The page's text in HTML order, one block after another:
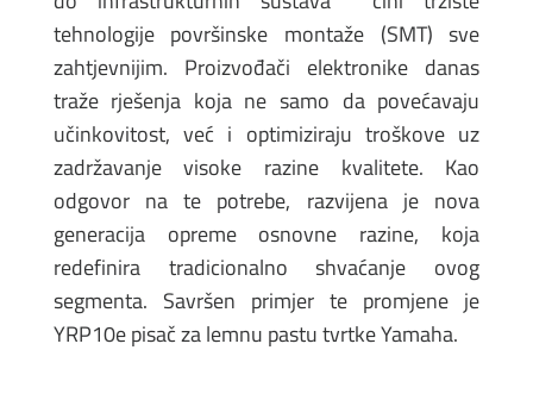
tehnologije površinske montaže (SMT) sve
zahtjevnijim. Proizvođači elektronike danas
traže rješenja koja ne samo da povećavaju
učinkovitost, već i optimiziraju troškove uz
zadržavanje visoke razine kvalitete. Kao
odgovor na te potrebe, razvijena je nova
generacija opreme osnovne razine, koja
redefinira tradicionalno shvaćanje ovog
segmenta. Savršen primjer te promjene je
YRP10e pisač za lemnu pastu tvrtke Yamaha.